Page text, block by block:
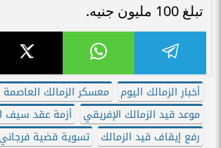
تبلغ 100 مليون جنيه.
أخبار الزمالك اليوم
معسكر الزمالك العاصمة
موعد قيد الزمالك الإفريقي
أزمة عقد سيف
رفع إيقاف قيد الزمالك
تسوية قضية